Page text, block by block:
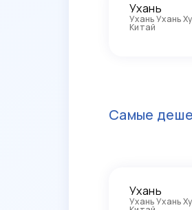
Ухань
Ухань Ухань
Китай
Самые
Ухань
Ухань Ухань